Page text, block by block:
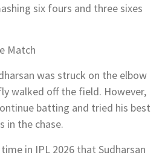
six fours and three sixes
Match
was struck on the elbow
walked off the field. However,
batting and tried his best
in the chase.
in IPL 2026 that Sudharsan